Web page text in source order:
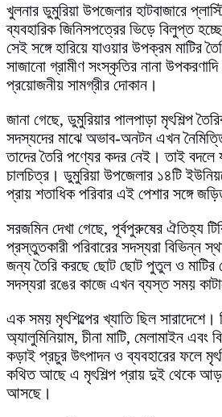
খুলনার ডুমুরিয়া উপজেলার হাটবাজারে
ব্যবহারিক জিনিসপত্রের ভিড়ে বিলুপ্ত হচ্ছে
সেই সঙ্গে হারিয়ে যাওয়ার উপক্রম মাটির
সাজানো গ্রামীণ সংস্কৃতির নানা
প্রয়োজনীয় সামগ্রীর দোকান।
জানা গেছে, ডুমুরিয়ার পালপাড়া মৃৎশিল্প
সদস্যদের মাঝে অভাব-অনটন এখন
তাদের তৈরি পণ্যের কদর নেই। তাই বদলে
চালচিত্র। ডুমুরিয়া উপজেলার ১৪টি
প্রায় শতাধিক পরিবার এই পেশার সঙ্গে
সরজমিন দেখা গেছে, পূর্বপুরুষের ঐতিহ্য
প্রস্তুতকারী পরিবারের সদস্যরা বিভিন্ন
জন্য তৈরি করছে ছোট ছোট পুতুল ও মাটির
সদস্যরা রঙের কাজে এখন ব্যস্ত সময়
এক সময় মৃৎশিল্পের খ্যাতি ছিল
অ্যালুমিনিয়াম, চীনা মাটি, মেলামাইন এবং
কড়াই প্রচুর উৎপাদন ও ব্যবহারের ফলে
কথিত আছে এ মৃৎশিল্প প্রায় দুই থেকে
আসছে।